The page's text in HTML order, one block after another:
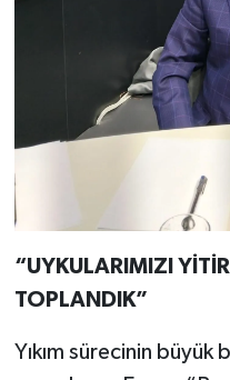
“UYKULARIMIZI
TOPLANDIK”
Yıkım sürecinin